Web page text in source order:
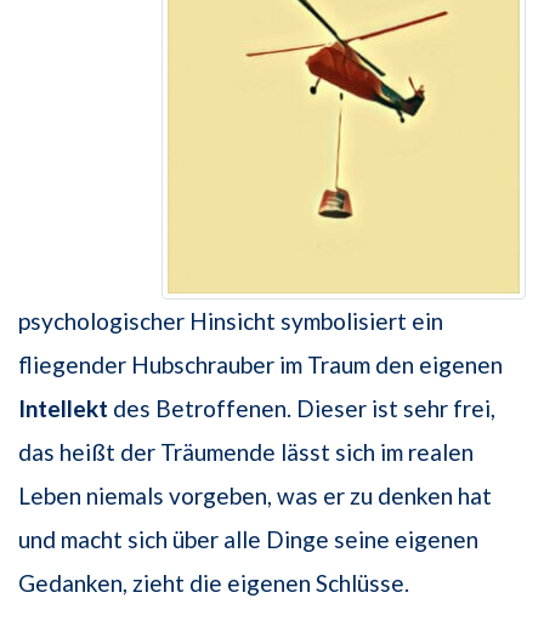
psychologischer Hinsicht symbolisiert ein
fliegender Hubschrauber im Traum den eigenen
Intellekt des Betroffenen. Dieser ist sehr frei,
das heißt der Träumende lässt sich im realen
Leben niemals vorgeben, was er zu denken hat
und macht sich über alle Dinge seine eigenen
Gedanken, zieht die eigenen Schlüsse.